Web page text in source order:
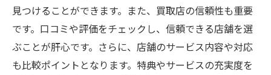
見つけることができます。また、買取店の信頼性も重要
です。口コミや評価をチェックし、信頼できる店舗を選
ぶことが肝心です。さらに、店舗のサービス内容や対応
も比較ポイントとなります。特典やサービスの充実度を